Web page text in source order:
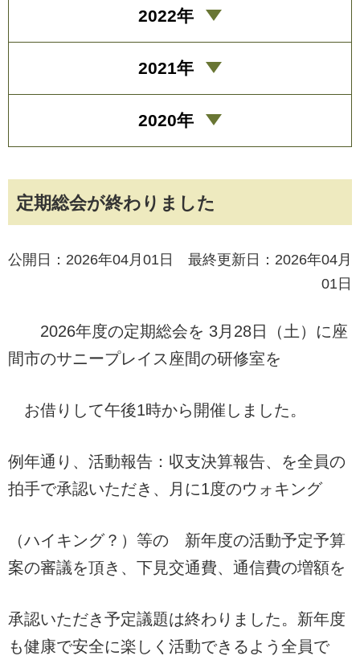
定期総会が終わりました
公開日：2026年04月01日 最終更新日：2026年04月
01日
2026年度の定期総会を 3月28日（土）に座
間市のサニープレイス座間の研修室を
お借りして午後1時から開催しました。
例年通り、活動報告：収支決算報告、を全員の
拍手で承認いただき、月に1度のウォキング
（ハイキング？）等の 新年度の活動予定予算
案の審議を頂き、下見交通費、通信費の増額を
承認いただき予定議題は終わりました。新年度
も健康で安全に楽しく活動できるよう全員で
2022年
2021年
2020年